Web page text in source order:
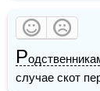
Р
случае скот